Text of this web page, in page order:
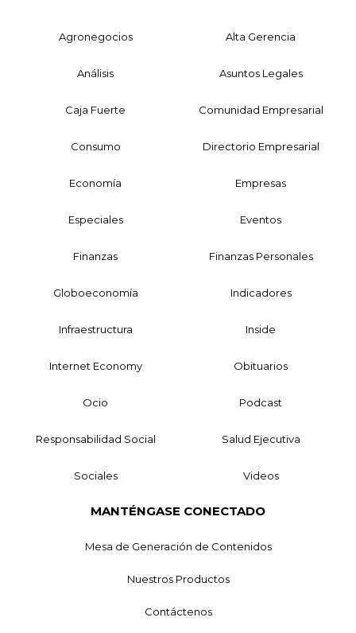
Agronegocios Alta Gerencia
Análisis Asuntos Legales
Caja Fuerte Comunidad Empresarial
Consumo Directorio Empresarial
Economía Empresas
Especiales Eventos
Finanzas Finanzas Personales
Globoeconomía Indicadores
Infraestructura Inside
Internet Economy Obituarios
Ocio Podcast
Responsabilidad Social Salud Ejecutiva
Sociales Videos
MANTÉNGASE CONECTADO
Mesa de Generación de Contenidos
Nuestros Productos
Contáctenos